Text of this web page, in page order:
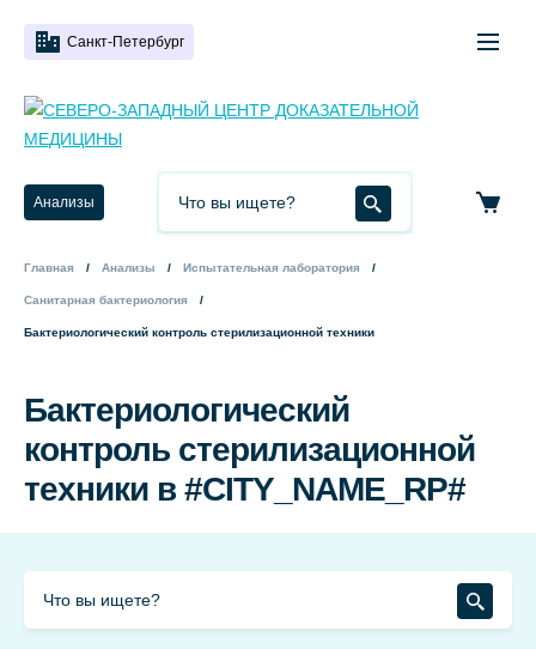
Санкт-Петербург
Анализы
Главная Анализы Испытательная лаборатория
Санитарная бактериология
Бактериологический контроль стерилизационной техники
Бактериологический
контроль стерилизационной
техники в #CITY_NAME_RP#